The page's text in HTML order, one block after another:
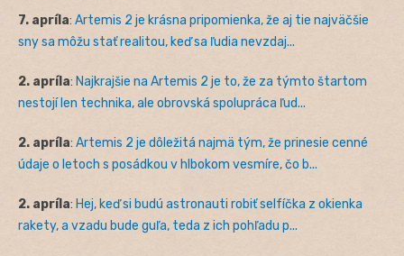
7. apríla: Artemis 2 je krásna pripomienka, že aj tie najväčšie
sny sa môžu stať realitou, keď sa ľudia nevzdaj...
2. apríla: Najkrajšie na Artemis 2 je to, že za týmto štartom
nestojí len technika, ale obrovská spolupráca ľud...
2. apríla: Artemis 2 je dôležitá najmä tým, že prinesie cenné
údaje o letoch s posádkou v hlbokom vesmíre, čo b...
2. apríla: Hej, keď si budú astronauti robiť selfíčka z okienka
rakety, a vzadu bude guľa, teda z ich pohľadu p...